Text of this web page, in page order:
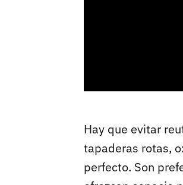
Hay que evitar
tapaderas rotas,
perfecto. Son